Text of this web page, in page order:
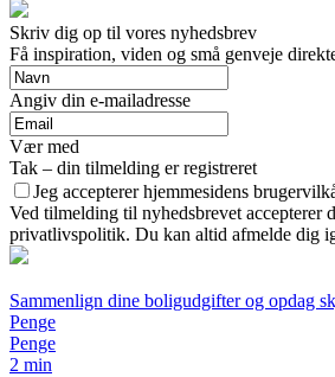
Skriv dig op til vores nyhedsbrev
Få inspiration, viden og små genveje
Angiv din e-mailadresse
Vær med
Tak – din tilmelding er registreret
Jeg accepterer hjemmesidens
Ved tilmelding til nyhedsbrevet accepterer
privatlivspolitik. Du kan altid afmelde dig
Sammenlign dine boligudgifter og opdag
Penge
Penge
2 min